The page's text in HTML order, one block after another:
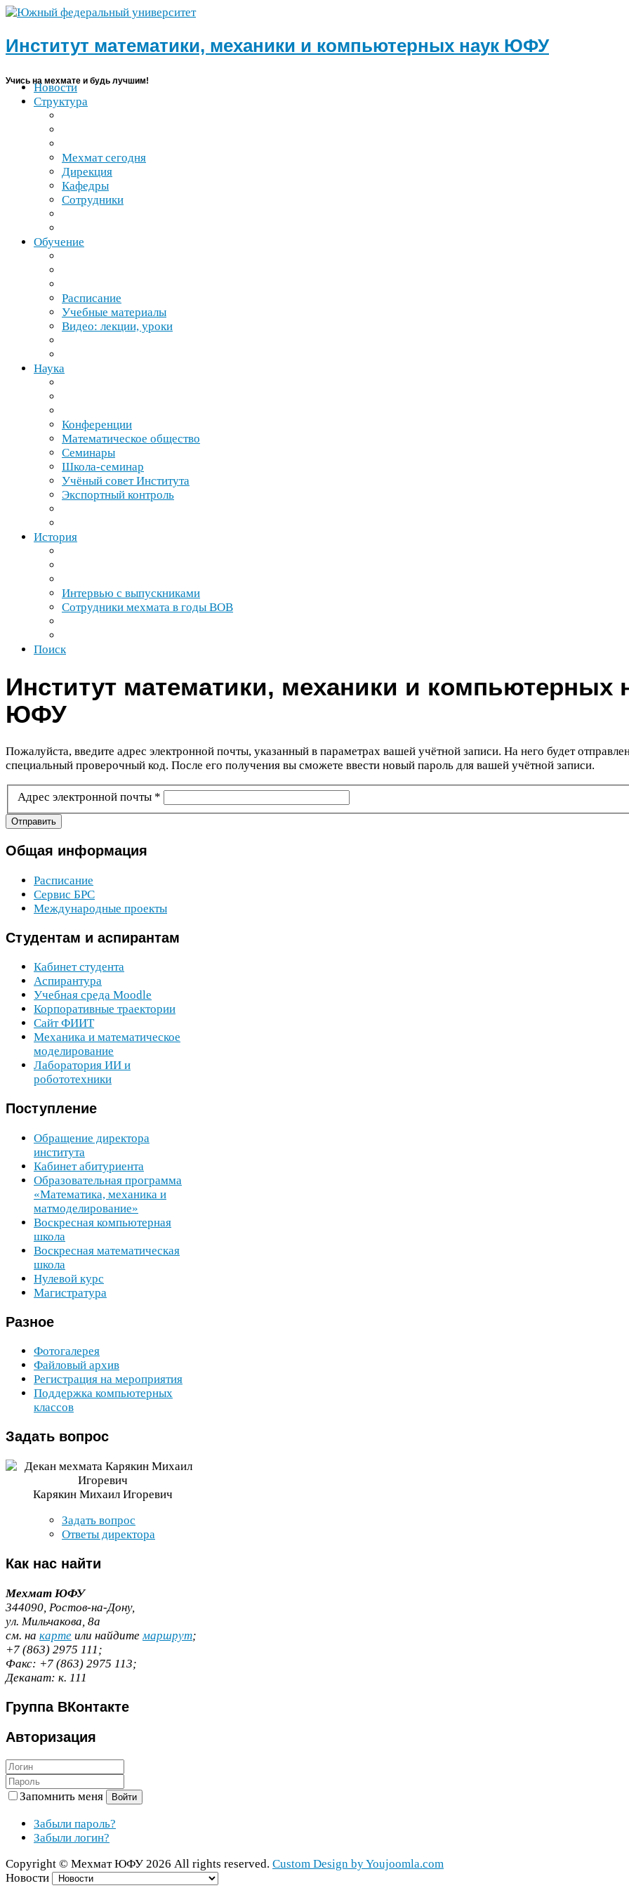
Институт математики, механики и компьютерных наук ЮФУ
Учись на мехмате и будь лучшим!
Новости
Структура
Мехмат сегодня
Дирекция
Кафедры
Сотрудники
Обучение
Расписание
Учебные материалы
Видео: лекции, уроки
Наука
Конференции
Математическое общество
Семинары
Школа-​семинар
Учёный совет Института
Экспортный контроль
История
Интервью с выпускниками
Сотрудники мехмата в годы ВОВ
Поиск
Институт математики, механики и компьютерных
ЮФУ
Пожалуйста, введите адрес электронной почты, указанный в параметрах вашей учётной записи. На него будет
специальный проверочный код. После его получения вы сможете ввести новый пароль для вашей учётной записи.
Адрес электронной почты *
Отправить
Общая информация
Расписание
Сервис БРС
Международные проекты
Студентам и аспирантам
Кабинет студента
Аспирантура
Учебная среда Moodle
Корпоративные траектории
СайтФИИТ
Механика и математическое
моделирование
Лаборатория ИИ и
робототехники
Поступление
Обращение директора
института
Кабинет абитуриента
Образовательная программа
«Математика, механика и
матмоделирование»
Воскресная компьютерная
школа
Воскресная математическая
школа
Нулевой курс
Магистратура
Разное
Фотогалерея
Файловый архив
Регистрация на мероприятия
Поддержка компьютерных
классов
Задать вопрос
Карякин Михаил Игоревич
Задать вопрос
Ответы директора
Как нас найти
Мехмат ЮФУ
344090 , Ростов-​на-​Дону,
ул. Мильчакова, 8а
cм. на карте или найдите маршрут;
+7 (863) 2975 111 ;
Факс: +7 (863) 2975 113;
Деканат: к. 111
ГруппаВКонтакте
Авторизация
Запомнить меня Войти
Забыли пароль?
Забыли логин?
Copy­right © МехматЮФУ 2026 All rights reserved. Cus­tom Design by You​joomla​.com
Новости